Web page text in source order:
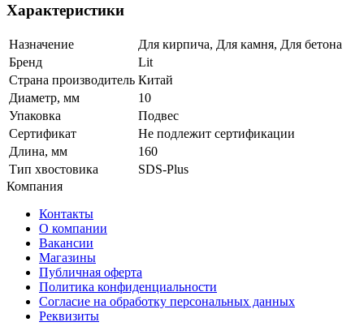
Характеристики
Назначение
Для кирпича, Для камня, Для бетона
Бренд
Lit
Страна производитель Китай
Диаметр, мм
10
Упаковка
Подвес
Сертификат
Не подлежит сертификации
Длина, мм
160
Тип хвостовика
SDS-Plus
Компания
Контакты
О компании
Вакансии
Магазины
Публичная оферта
Политика конфиденциальности
Согласие на обработку персональных данных
Реквизиты